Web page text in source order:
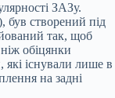
ЗАЗу.
був створений під
так, щоб
обіцянки
які існували лише в
на задні